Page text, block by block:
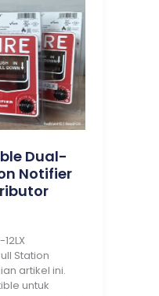
Dual-
Notifier
Station
artikel ini.
untuk